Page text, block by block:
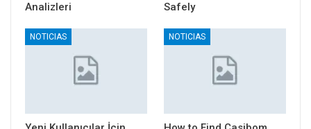
Analizleri
Safely
NOTICIAS NOTICIAS